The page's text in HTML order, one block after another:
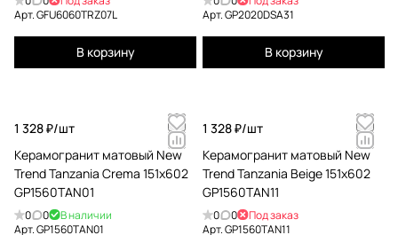
Арт.GFU6060TRZ07L
В корзину
Арт.GP2020DSA31
В корзину
1 328 ₽/шт
Керамогранит матовый New
Trend Tanzania Crema 151x602
GP1560TAN01
0 0
В наличии
Арт.GP1560TAN01
1 328 ₽/шт
Керамогранит матовый New
Trend Tanzania Beige 151x602
GP1560TAN11
0 0
Под заказ
Арт.GP1560TAN11